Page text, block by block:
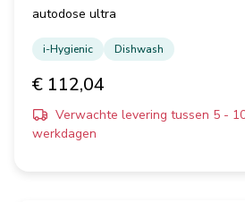
autodose ultra
i-Hygienic Dishwash
€ 112,04
Verwachte levering tussen 5 -
werkdagen